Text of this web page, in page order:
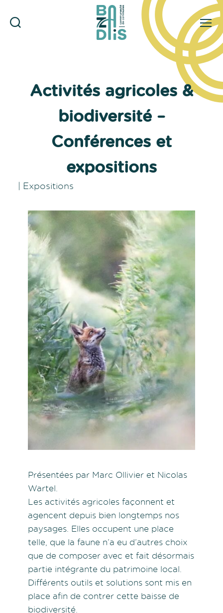
Menu
Activités agricoles &
biodiversité –
Conférences et
expositions
| Expositions
Présentées par Marc Ollivier et Nicolas
Wartel.
Les activités agricoles façonnent et
agencent depuis bien longtemps nos
paysages. Elles occupent une place
telle, que la faune n’a eu d’autres choix
que de composer avec et fait désormais
partie intégrante du patrimoine local.
Différents outils et solutions sont mis en
place afin de contrer cette baisse de
biodiversité.